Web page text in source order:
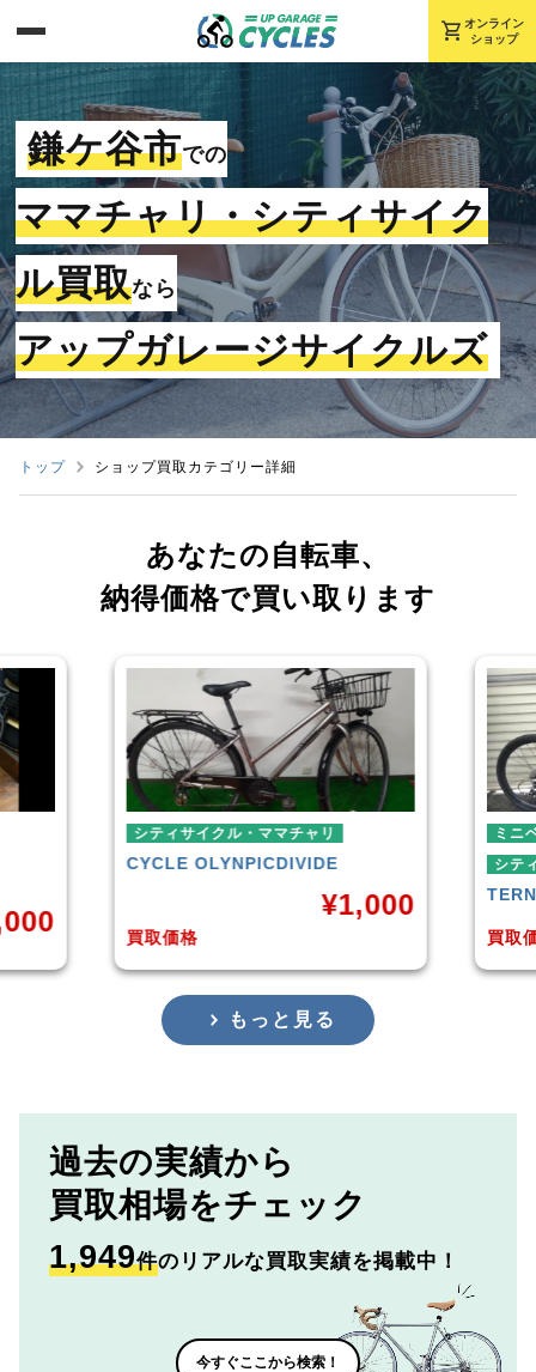
shopping_cart オンライン
ショップ
鎌ケ谷市での
ママチャリ・シティサイク
ル買取なら
アップガレージサイクルズ
トップ ショップ買取カテゴリー詳細
あなたの自転車、
納得価格で買い取ります
¥
ミニベロ
シティサイクル・ママチャリ
SURGE 2021年モデル
36,000
もっと見る
過去の実績から
買取相場をチェック
1,949件のリアルな買取実績を掲載中！
今すぐここから検索！